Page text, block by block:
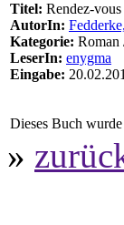
Titel: Rendez-
AutorIn:
Kategorie: Roman
LeserIn: enygma
Eingabe:
Dieses Buch wurde
»